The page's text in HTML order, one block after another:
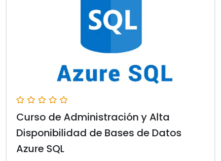
Curso de Administración y Alta
Disponibilidad de Bases de Datos
Azure SQL